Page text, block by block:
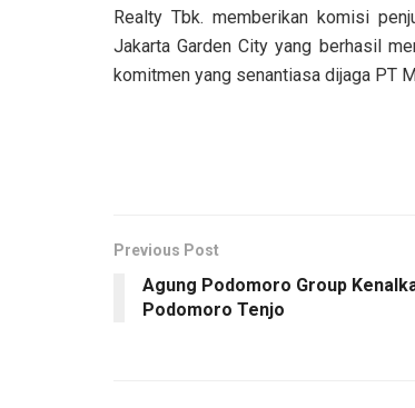
Realty Tbk. memberikan komisi
Jakarta Garden City yang berhasil
komitmen yang senantiasa dijaga PT
Previous Post
Agung Podomoro Group
Podomoro Tenjo